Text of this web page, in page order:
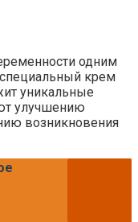
одним
крем
уникальные
улучшению
возникновения